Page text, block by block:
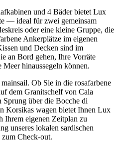
und 4 Bäder bietet Lux
— ideal für zwei gemeinsam
oder eine kleine Gruppe, die
Ankerplätze im eigenen
und Decken sind im
an Bord gehen, Ihre Vorräte
hinaussegeln können.
Ob Sie in die rosafarbene
dem Granitschelf von Cala
Sprung über die Bocche di
Korsikas wagen bietet Ihnen Lux
Ihrem eigenen Zeitplan zu
unseres lokalen sardischen
Check-out.